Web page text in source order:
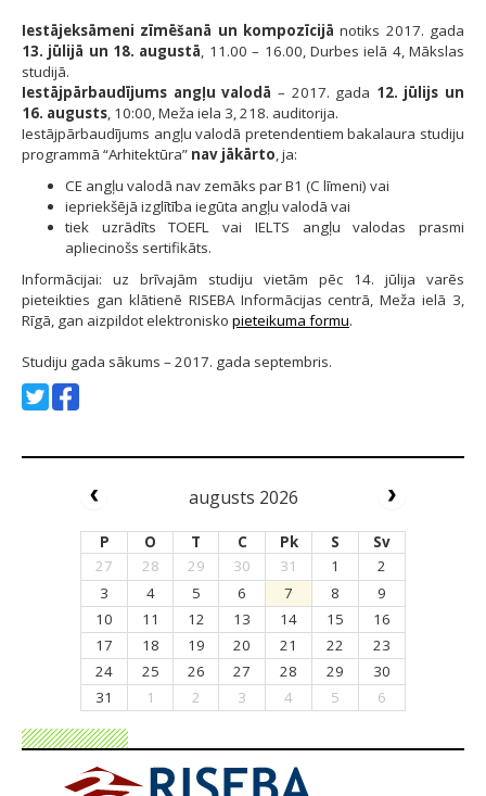
Iestājeksāmeni zīmēšanā un kompozīcijānotiks 2017. gada
13. jūlijā un 18. augustā, 11.00 – 16.00, Durbes ielā 4, Mākslas
studijā.
Iestājpārbaudījums angļu valodā – 2017. gada 12. jūlijs un
16. augusts, 10:00, Meža iela 3, 218. auditorija.
Iestājpārbaudījums angļu valodā pretendentiem bakalaura studiju
programmā “Arhitektūra” nav jākārto, ja:
CE angļu valodā nav zemāks par B1 (C līmeni) vai
iepriekšējā izglītība iegūta angļu valodā vai
tiek uzrādīts TOEFL vai IELTS angļu valodas prasmi
apliecinošs sertifikāts.
Informācijai: uz brīvajām studiju vietām pēc 14. jūlija varēs
pieteikties gan klātienē RISEBA Informācijas centrā, Meža ielā 3,
Rīgā, gan aizpildot elektronisko pieteikuma formu.
Studiju gada sākums – 2017. gada septembris.
augusts 2026
P O T C Pk S
Sv
27
28 29 30 31 1
2
3
4 5 6 7 8
9
10
11 12 13 14 15
16
17
18 19 20 21 22
23
24
25 26 27 28 29
30
31
1 2 3 4 5 6